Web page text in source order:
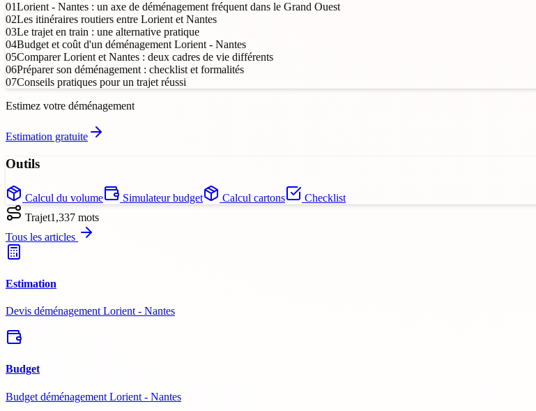
01Lorient - Nantes : un axe de déménagement fréquent dans le Grand Ouest
02Les itinéraires routiers entre Lorient et Nantes
03Le trajet en train : une alternative pratique
04Budget et coût d'un déménagement Lorient - Nantes
05Comparer Lorient et Nantes : deux cadres de vie différents
06Préparer son déménagement : checklist et formalités
07Conseils pratiques pour un trajet réussi
Estimez votre déménagement
Estimation gratuite
Outils
Calcul du volume Simulateur budget Calcul cartons
Checklist
Trajet1,337 mots
Tous les articles
Estimation
Devis déménagement Lorient - Nantes
Budget
Budget déménagement Lorient - Nantes